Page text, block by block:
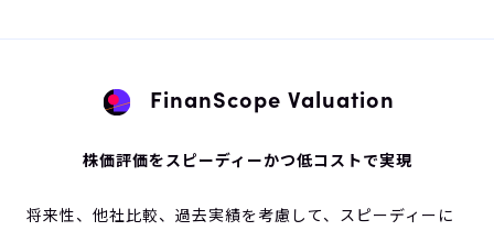
FinanScope Valuation
株価評価をスピーディーかつ低コストで実現
将来性、他社比較、過去実績を考慮して、スピーディーに